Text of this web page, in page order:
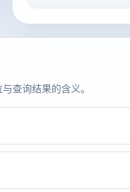
查询结果的含义。